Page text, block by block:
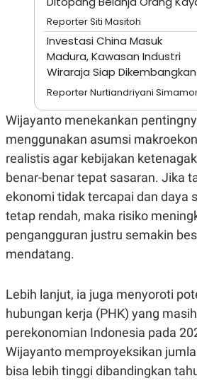
T
A
N
T
S
U
S
JARINGAN
K
O
N
A
C
A
E
M
Y
P
R
R
E
L
E
S
.
Reporter Siti Masitoh
Investasi China Masuk
Madura, Kawasan Industri
Wiraraja Siap Dikembangkan
Reporter Nurtiandriyani
Wijayanto menekankan
menggunakan asumsi
realistis agar kebijakan
benar-benar tepat sasaran. Jika
ekonomi tidak tercapai dan daya
tetap rendah, maka risiko
pengangguran justru semakin
mendatang.
Lebih lanjut, ia juga menyoroti
hubungan kerja (PHK) yang
perekonomian Indonesia pada
Wijayanto memproyeksikan
bisa lebih tinggi dibandingkan